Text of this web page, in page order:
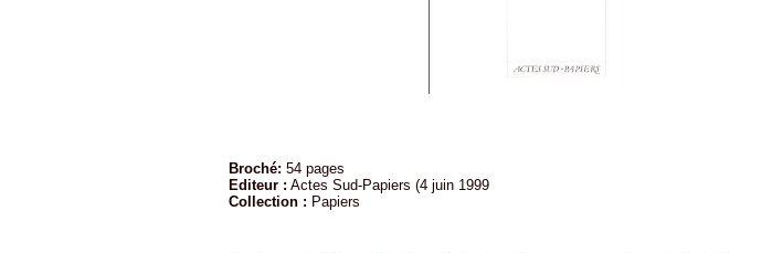
Broché: 54 pages
Editeur : Actes Sud-Papiers (4 juin 1999
Collection : Papiers